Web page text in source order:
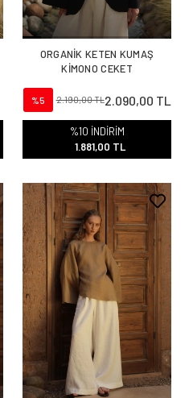
ORGANİK KETEN KUMAŞ
KİMONO CEKET
%5 2.190,00 TL2.090,00 TL
%10 İNDİRİM
1.881,00 TL